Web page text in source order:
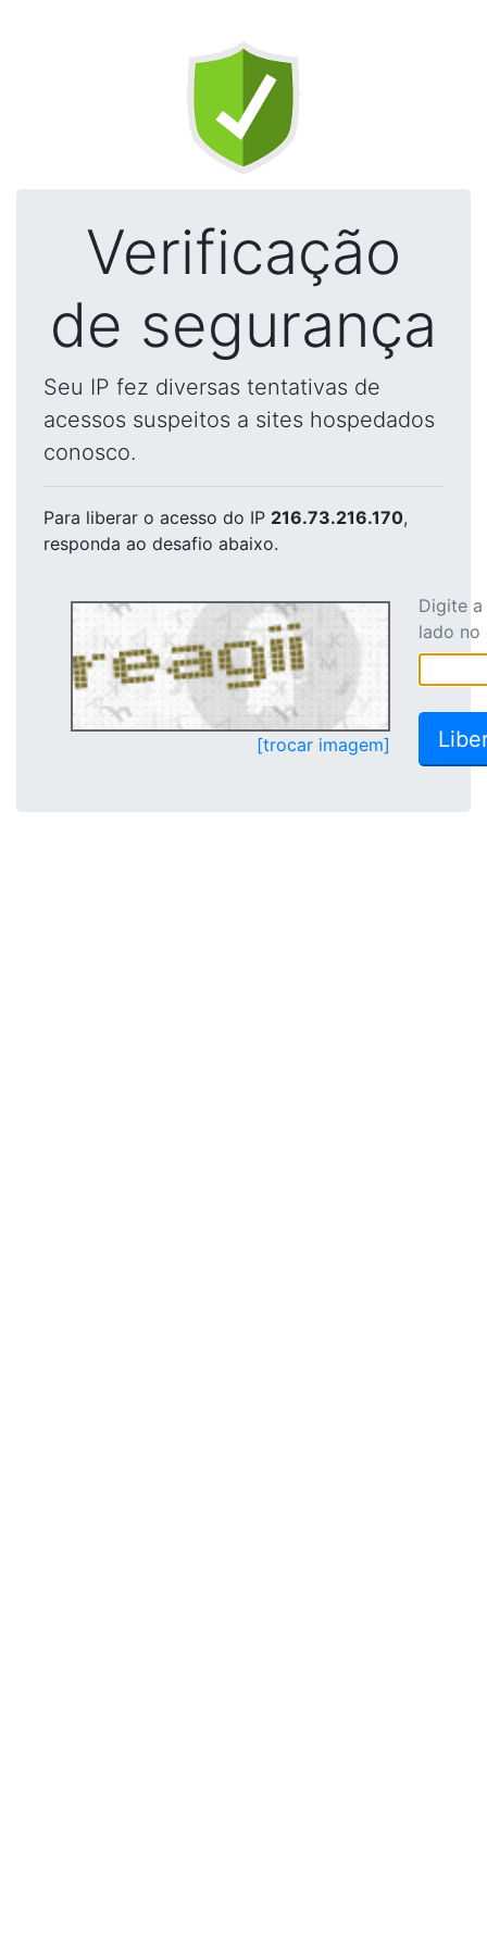
Verificação
de segurança
Seu IP fez diversas tentativas de
acessos suspeitos a sites hospedados
conosco.
Para liberar o acesso do IP 216.73.216.170,
responda ao desafio abaixo.
[trocar imagem]
Digite
lado no